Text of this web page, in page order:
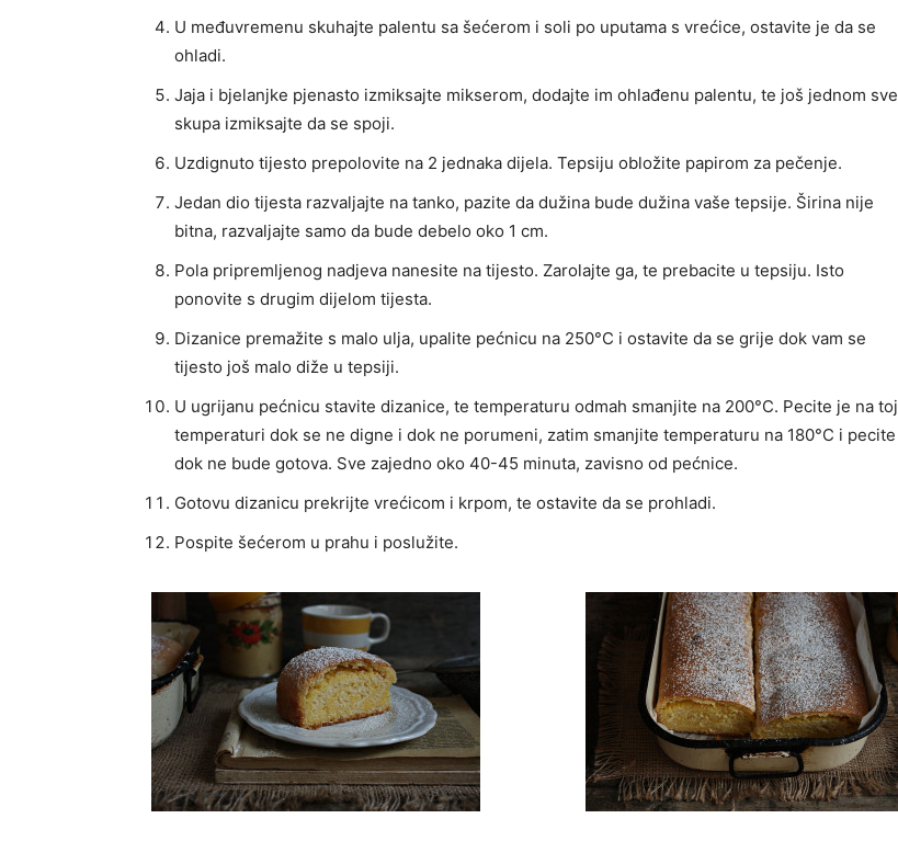
U međuvremenu skuhajte palentu sa šećerom i soli po uputama s vrećice, ostavite je da se
ohladi.
Jaja i bjelanjke pjenasto izmiksajte mikserom, dodajte im ohlađenu palentu, te još jednom sve
skupa izmiksajte da se spoji.
Uzdignuto tijesto prepolovite na 2 jednaka dijela. Tepsiju obložite papirom za pečenje.
Jedan dio tijesta razvaljajte na tanko, pazite da dužina bude dužina vaše tepsije. Širina nije
bitna, razvaljajte samo da bude debelo oko 1 cm.
Pola pripremljenog nadjeva nanesite na tijesto. Zarolajte ga, te prebacite u tepsiju. Isto
ponovite s drugim dijelom tijesta.
Dizanice premažite s malo ulja, upalite pećnicu na 250°C i ostavite da se grije dok vam se
tijesto još malo diže u tepsiji.
U ugrijanu pećnicu stavite dizanice, te temperaturu odmah smanjite na 200°C. Pecite je na toj
temperaturi dok se ne digne i dok ne porumeni, zatim smanjite temperaturu na 180°C i pecite
dok ne bude gotova. Sve zajedno oko 40-45 minuta, zavisno od pećnice.
Gotovu dizanicu prekrijte vrećicom i krpom, te ostavite da se prohladi.
Pospite šećerom u prahu i poslužite.